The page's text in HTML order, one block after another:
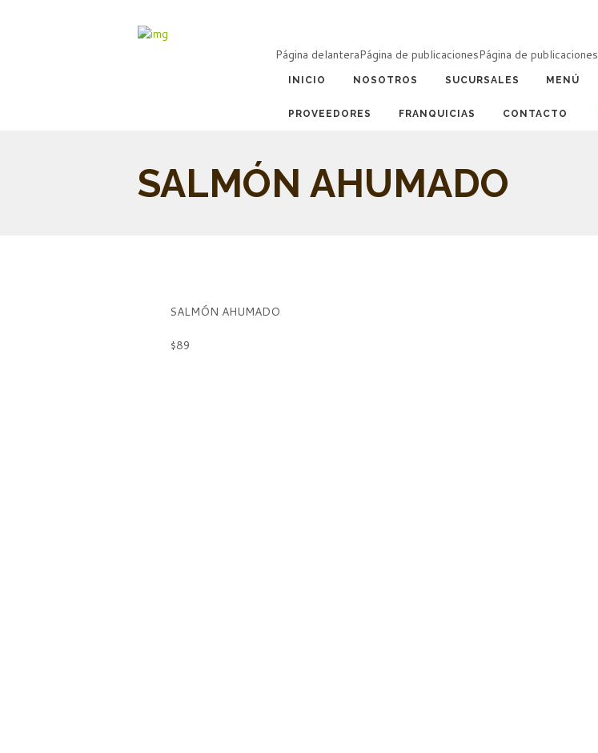
Página delanteraPágina de publicacionesPágina de publicaciones
INICIO NOSOTROS SUCURSALES MENÚ
PROVEEDORES FRANQUICIAS CONTACTO
SALMÓN AHUMADO
SALMÓN AHUMADO
$89